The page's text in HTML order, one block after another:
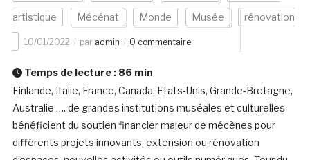
artistique Mécénat Monde Musée rénovation
10/01/2022 par admin 0 commentaire
Temps de lecture : 86 min
Finlande, Italie, France, Canada, Etats-Unis, Grande-Bretagne,
Australie …. de grandes institutions muséales et culturelles
bénéficient du soutien financier majeur de mécènes pour
différents projets innovants, extension ou rénovation